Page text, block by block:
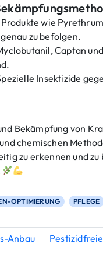
Produkte wie
zu befolgen.
Captan
Insektizide
Bekämpfung von
chemischen
zu erkennen und
OPTIMIERUNG PFLEGE
Anbau